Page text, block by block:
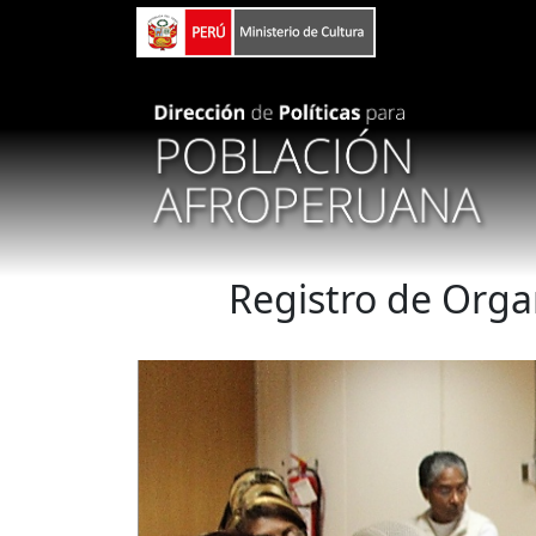
Pasar al contenido principal
Registro de